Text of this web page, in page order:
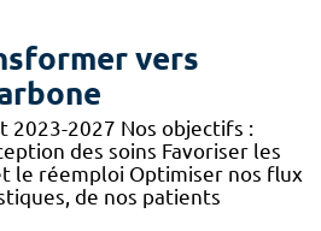
vers
2023-2027 Nos objectifs :
des soins Favoriser les
le réemploi Optimiser nos flux
de nos patients